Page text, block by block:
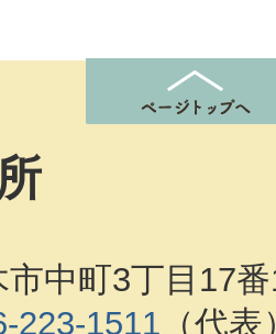
中町3丁目17
223-1511 （代表